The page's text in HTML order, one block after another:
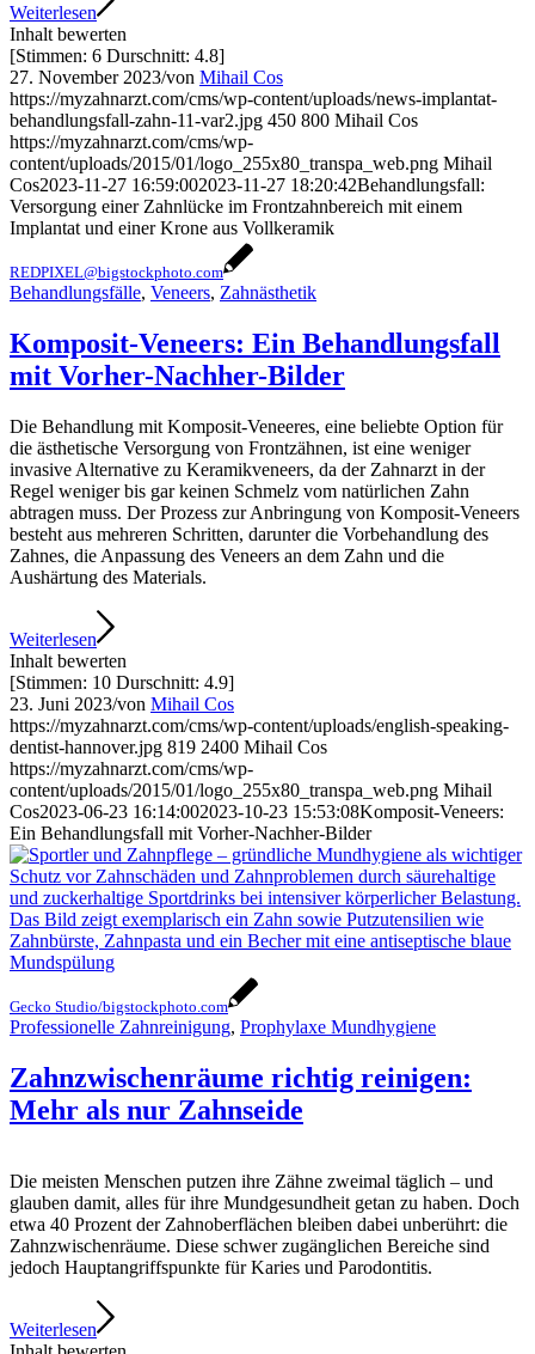
Weiterlesen
Inhalt bewerten
[Stimmen: 6 Durschnitt: 4.8]
27. November 2023/von Mihail Cos
https://myzahnarzt.com/cms/wp-content/uploads/news-implantat-
behandlungsfall-zahn-11-var2.jpg 450 800 Mihail Cos
https://myzahnarzt.com/cms/wp-
content/uploads/2015/01/logo_255x80_transpa_web.png Mihail
Cos2023-11-27 16:59:002023-11-27 18:20:42Behandlungsfall:
Versorgung einer Zahnlücke im Frontzahnbereich mit einem
Implantat und einer Krone aus Vollkeramik
REDPIXEL@bigstockphoto.com
Behandlungsfälle, Veneers, Zahnästhetik
Komposit-Veneers: Ein Behandlungsfall
mit Vorher-Nachher-Bilder
Die Behandlung mit Komposit-Veneeres, eine beliebte Option für
die ästhetische Versorgung von Frontzähnen, ist eine weniger
invasive Alternative zu Keramikveneers, da der Zahnarzt in der
Regel weniger bis gar keinen Schmelz vom natürlichen Zahn
abtragen muss. Der Prozess zur Anbringung von Komposit-Veneers
besteht aus mehreren Schritten, darunter die Vorbehandlung des
Zahnes, die Anpassung des Veneers an dem Zahn und die
Aushärtung des Materials.
Weiterlesen
Inhalt bewerten
[Stimmen: 10 Durschnitt: 4.9]
23. Juni 2023/von Mihail Cos
https://myzahnarzt.com/cms/wp-content/uploads/english-speaking-
dentist-hannover.jpg 819 2400 Mihail Cos
https://myzahnarzt.com/cms/wp-
content/uploads/2015/01/logo_255x80_transpa_web.png Mihail
Cos2023-06-23 16:14:002023-10-23 15:53:08Komposit-Veneers:
Ein Behandlungsfall mit Vorher-Nachher-Bilder
Gecko Studio/bigstockphoto.com
Professionelle Zahnreinigung, Prophylaxe Mundhygiene
Zahnzwischenräume richtig reinigen:
Mehr als nur Zahnseide
Die meisten Menschen putzen ihre Zähne zweimal täglich – und
glauben damit, alles für ihre Mundgesundheit getan zu haben. Doch
etwa 40 Prozent der Zahnoberflächen bleiben dabei unberührt: die
Zahnzwischenräume. Diese schwer zugänglichen Bereiche sind
jedoch Hauptangriffspunkte für Karies und Parodontitis.
Weiterlesen